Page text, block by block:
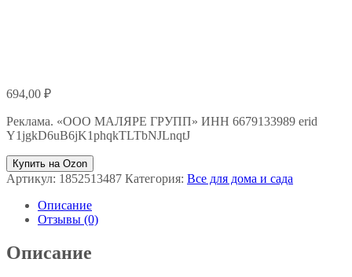
694,00 ₽
Реклама. «ООО МАЛЯРЕ ГРУПП» ИНН 6679133989 erid
Y1jgkD6uB6jK1phqkTLTbNJLnqtJ
Купить на Ozon
Артикул: 1852513487 Категория: Все для дома и сада
Описание
Отзывы (0)
Описание